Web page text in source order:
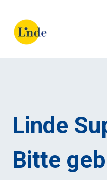
Linde
Bitte